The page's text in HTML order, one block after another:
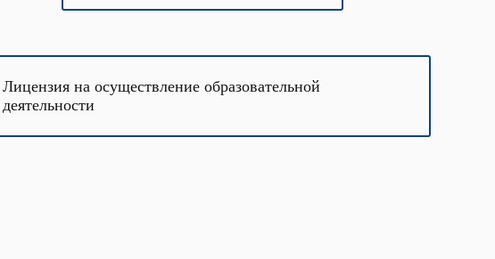
Лицензия на осуществление образовательной
деятельности